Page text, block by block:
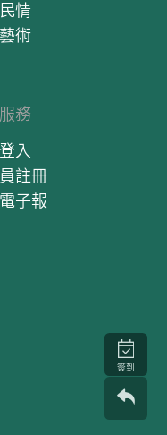
情
術
務
入
註冊
子報
簽到